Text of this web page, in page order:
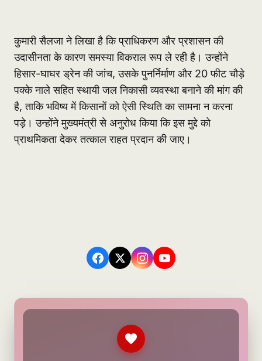
कुमारी सैलजा ने लिखा है कि प्राधिकरण और प्रशासन की
उदासीनता के कारण समस्या विकराल रूप ले रही है। उन्होंने
हिसार-घाघर ड्रेन की जांच, उसके पुनर्निर्माण और 20 फीट चौड़े
पक्के नाले सहित स्थायी जल निकासी व्यवस्था बनाने की मांग की
है, ताकि भविष्य में किसानों को ऐसी स्थिति का सामना न करना
पड़े। उन्होंने मुख्यमंत्री से अनुरोध किया कि इस मुद्दे को
प्राथमिकता देकर तत्काल राहत प्रदान की जाए।